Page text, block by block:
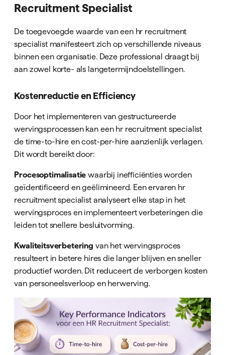
Recruitment Specialist
De toegevoegde waarde van een hr recruitment
specialist manifesteert zich op verschillende niveaus
binnen een organisatie. Deze professional draagt bij
aan zowel korte- als langetermijndoelstellingen.
Kostenreductie en Efficiency
Door het implementeren van gestructureerde
wervingsprocessen kan een hr recruitment specialist
de time-to-hire en cost-per-hire aanzienlijk verlagen.
Dit wordt bereikt door:
Procesoptimalisatie waarbij inefficiënties worden
geïdentificeerd en geëlimineerd. Een ervaren hr
recruitment specialist analyseert elke stap in het
wervingsproces en implementeert verbeteringen die
leiden tot snellere besluitvorming.
Kwaliteitsverbetering van het wervingsproces
resulteert in betere hires die langer blijven en sneller
productief worden. Dit reduceert de verborgen kosten
van personeelsverloop en herwerving.